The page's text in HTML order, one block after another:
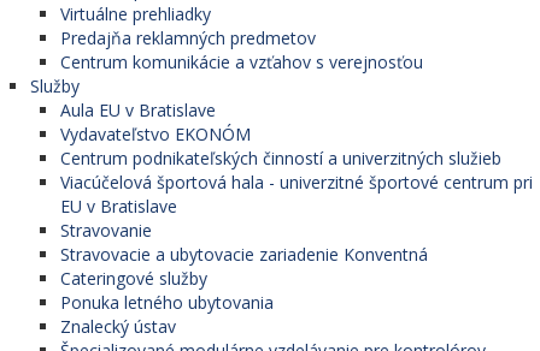
Virtuálne prehliadky
Predajňa reklamných predmetov
Centrum komunikácie a vzťahov s verejnosťou
Služby
Aula EU v Bratislave
Vydavateľstvo EKONÓM
Centrum podnikateľských činností a univerzitných služieb
Viacúčelová športová hala - univerzitné športové centrum pri
EU v Bratislave
Stravovanie
Stravovacie a ubytovacie zariadenie Konventná
Cateringové služby
Ponuka letného ubytovania
Znalecký ústav